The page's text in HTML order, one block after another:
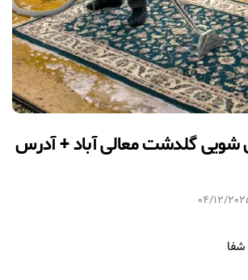
شویی گلدشت معالی آباد + آدرس
04/12/